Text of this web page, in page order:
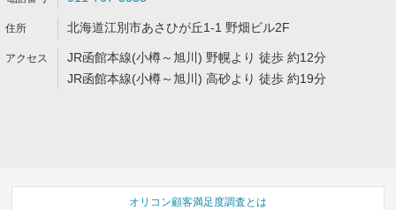
北海道江別市あさひが丘1-1 野畑ビル2F
JR函館本線(小樽～旭川) 野幌より 徒歩 約12分
JR函館本線(小樽～旭川) 高砂より 徒歩 約19分
オリコン顧客満足度調査とは